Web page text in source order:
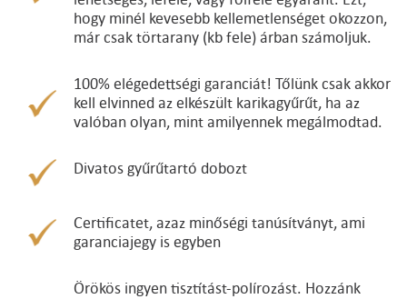
hogy minél kevesebb kellemetlenséget okozzon,
már csak törtarany (kb fele) árban számoljuk.
100% elégedettségi garanciát! Tőlünk csak akkor
kell elvinned az elkészült karikagyűrűt, ha az
valóban olyan, mint amilyennek megálmodtad.
Divatos gyűrűtartó dobozt
Certificatet, azaz minőségi tanúsítványt, ami
garanciajegy is egyben
Örökös ingyen tisztítást-polírozást. Hozzánk